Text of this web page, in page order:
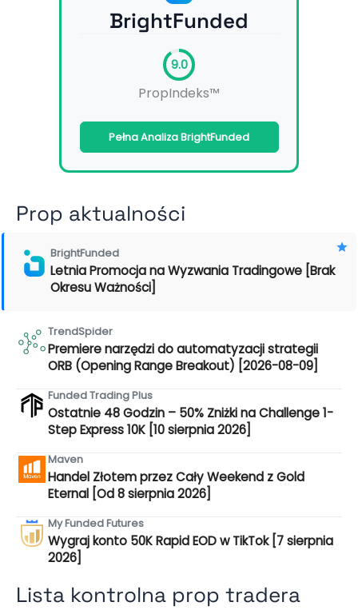
BrightFunded
9.0
PropIndeks™
Pełna Analiza BrightFunded
Prop aktualności
BrightFunded
Letnia Promocja na Wyzwania Tradingowe [Brak
Okresu Ważności]
TrendSpider
Premiere narzędzi do automatyzacji strategii
ORB (Opening Range Breakout) [2026-08-09]
Funded Trading Plus
Ostatnie 48 Godzin – 50% Zniżki na Challenge 1-
Step Express 10K [10 sierpnia 2026]
Maven
Handel Złotem przez Cały Weekend z Gold
Eternal [Od 8 sierpnia 2026]
My Funded Futures
Wygraj konto 50K Rapid EOD w TikTok [7 sierpnia
2026]
Lista kontrolna prop tradera